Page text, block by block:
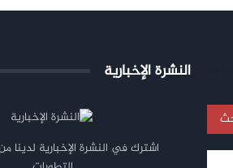
النشرة الإخبارية
اشترك في النشرة الإخبارية لدينا